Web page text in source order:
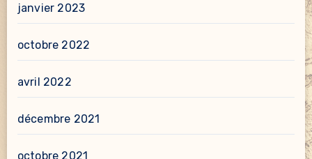
janvier 2023
octobre 2022
avril 2022
décembre 2021
octobre 2021